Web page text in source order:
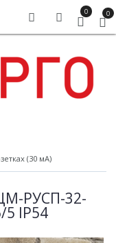
0 0
(30 мА)
РУСП-32-
5 IP54